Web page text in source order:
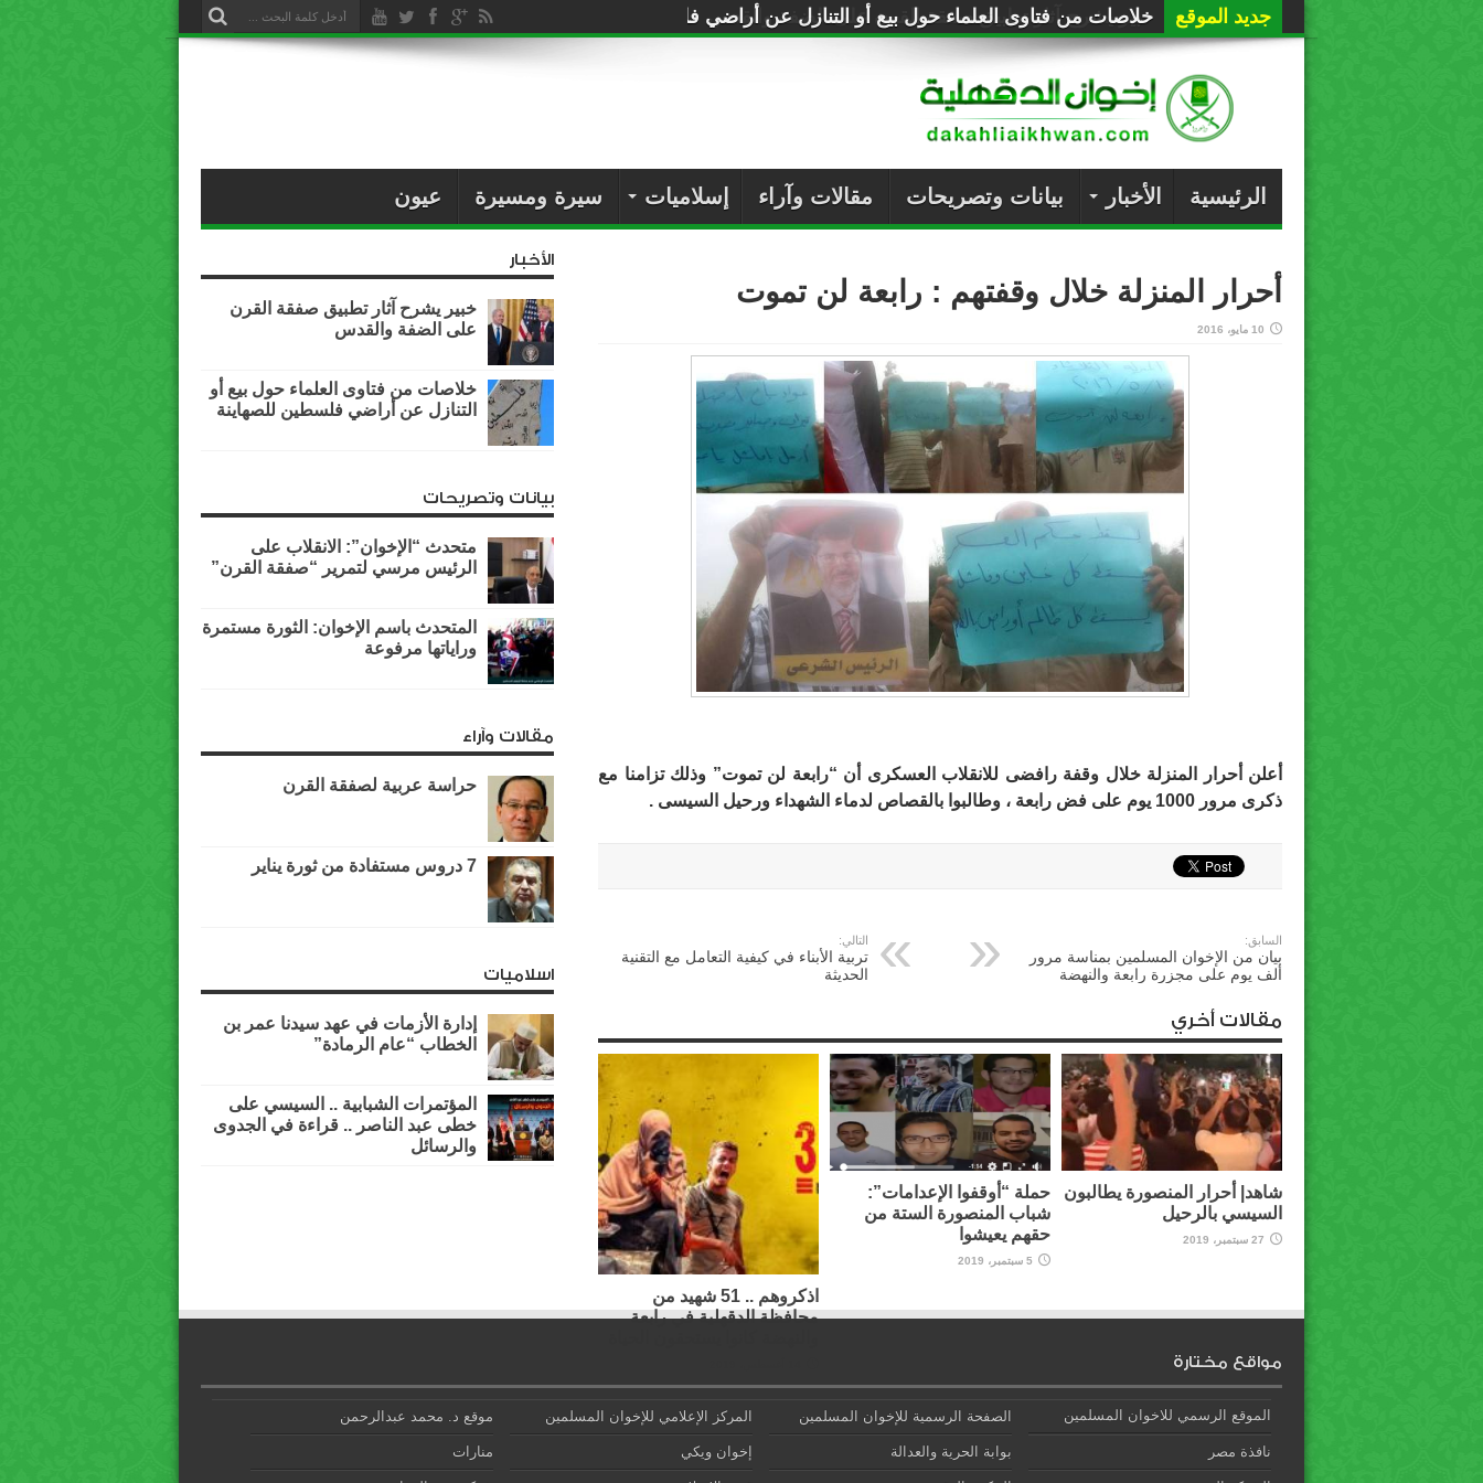
جديد الموقع خلاصات من فتاوى العلماء حول بيع أو التنازل عن أراضي فلسطين للصهاينة
الرئيسية الأخبار بيانات وتصريحات مقالات وآراء إسلاميات سيرة ومسيرة عيون
أحرار المنزلة خلال وقفتهم : رابعة لن تموت
10 مايو، 2016
أعلن أحرار المنزلة خلال وقفة رافضى للانقلاب العسكرى أن “رابعة لن تموت” وذلك تزامنا مع
ذكرى مرور 1000 يوم على فض رابعة ، وطالبوا بالقصاص لدماء الشهداء ورحيل السيسى .
السابق:
بيان من الإخوان المسلمين بمناسة مرور
ألف يوم على مجزرة رابعة والنهضة
التالي:
تربية الأبناء في كيفية التعامل مع التقنية
الحديثة
مقالات أخري
شاهد| أحرار المنصورة يطالبون
السيسي بالرحيل
27 سبتمبر، 2019
حملة “أوقفوا الإعدامات”:
شباب المنصورة الستة من
حقهم يعيشوا
5 سبتمبر، 2019
اذكروهم .. 51 شهيد من
محافظة الدقهلية في رابعة
الأخبار
خبير يشرح آثار تطبيق صفقة القرن
على الضفة والقدس
خلاصات من فتاوى العلماء حول بيع أو
التنازل عن أراضي فلسطين للصهاينة
بيانات وتصريحات
متحدث “الإخوان”: الانقلاب على
الرئيس مرسي لتمرير “صفقة القرن”
المتحدث باسم الإخوان: الثورة مستمرة
وراياتها مرفوعة
مقالات وآراء
حراسة عربية لصفقة القرن
7 دروس مستفادة من ثورة يناير
اسلاميات
إدارة الأزمات في عهد سيدنا عمر بن
الخطاب “عام الرمادة”
المؤتمرات الشبابية .. السيسي على
خطى عبد الناصر .. قراءة في الجدوى
والرسائل
مواقع مختارة
الموقع الرسمي للاخوان المسلمين الصفحة الرسمية للإخوان المسلمين المركز الإعلامي للإخوان المسلمين موقع د. محمد عبدالرحمن
نافذة مصر بوابة الحرية والعدالة إخوان ويكي منارات